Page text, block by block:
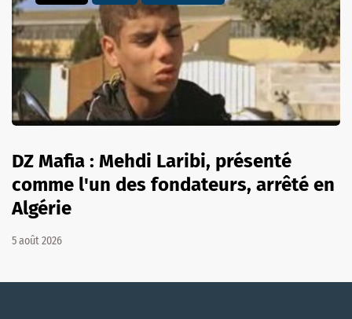
DZ Mafia : Mehdi Laribi, présenté
comme l'un des fondateurs, arrêté en
Algérie
5 août 2026